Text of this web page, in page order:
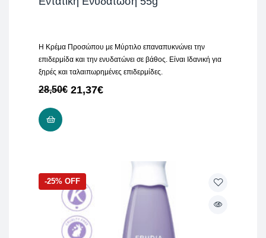
Η Κρέμα Προσώπου με Μύρτιλο επαναπυκνώνει την
επιδερμίδα και την ενυδατώνει σε βάθος. Είναι Ιδανική για
ξηρές και ταλαιπωρημένες επιδερμίδες.
28,50€ 21,37€
-25% OFF